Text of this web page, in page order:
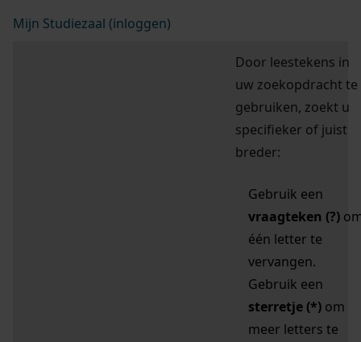
Mijn Studiezaal (inloggen)
Door leestekens in
uw zoekopdracht te
gebruiken, zoekt u
specifieker of juist
breder:
Gebruik een
vraagteken (?)
één letter te
vervangen.
Gebruik een
sterretje (*) om
meer letters te